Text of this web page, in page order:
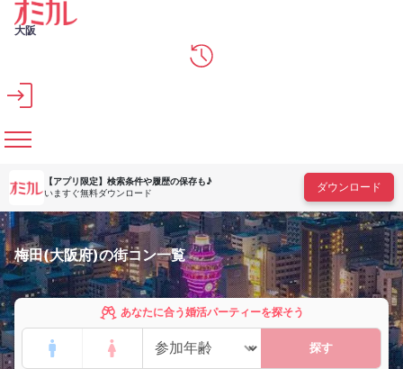
メインコンテンツへスキップ
大阪
【アプリ限定】 検索条件や履歴の保存も♪
いますぐ無料ダウンロード
ダウンロード
梅田(大阪府)の街コン一覧
あなたに合う婚活パーティーを探そう
探す